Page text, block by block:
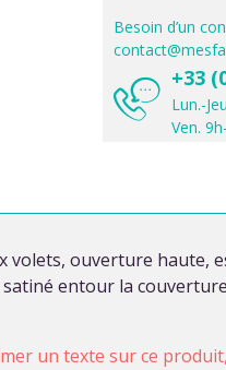
Besoin d’un
+33
Lun.-
Ven.
volets, ouverture haute,
entour la
un texte sur ce produit,